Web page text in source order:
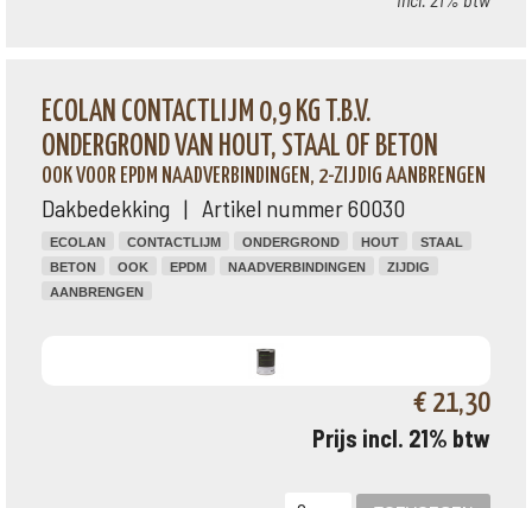
ECOLAN CONTACTLIJM 0,9 KG T.B.V.
ONDERGROND VAN HOUT, STAAL OF BETON
OOK VOOR EPDM NAADVERBINDINGEN, 2-ZIJDIG AANBRENGEN
Dakbedekking | Artikel nummer 60030
ECOLAN CONTACTLIJM ONDERGROND HOUT
STAAL
BETON
OOK EPDM NAADVERBINDINGEN
ZIJDIG
AANBRENGEN
€ 21,30
Prijs incl. 21% btw